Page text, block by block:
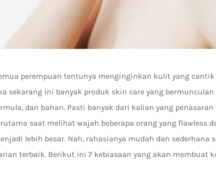
perempuan tentunya menginginkan kulit yang
sekarang ini banyak produk skin care yang
dan bahan. Pasti banyak dari kalian yang
saat melihat wajah beberapa orang yang flawless
lebih besar. Nah, rahasianya mudah dan
terbaik. Berikut ini 7 kebiasaan yang akan membuat